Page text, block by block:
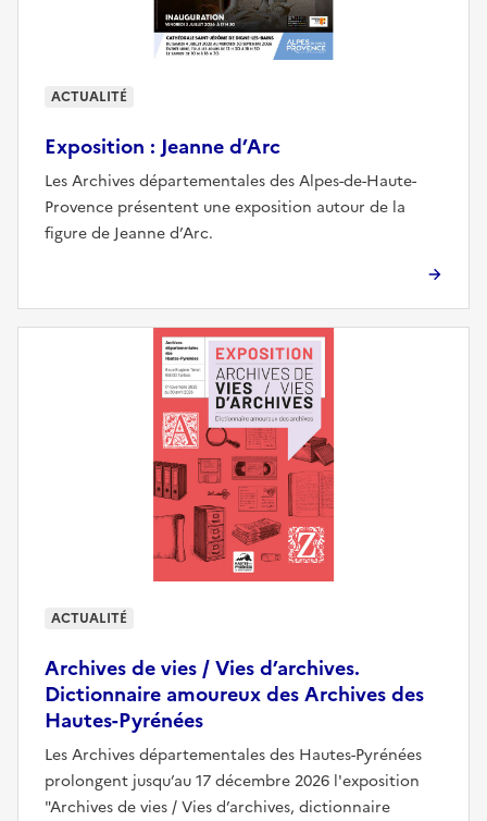
Exposition : Jeanne d’Arc
Les Archives départementales des Alpes-de-Haute-
Provence présentent une exposition autour de la
figure de Jeanne d’Arc.
ACTUALITÉ
Archives de vies / Vies d’archives.
Dictionnaire amoureux des Archives des
Hautes-Pyrénées
Les Archives départementales des Hautes-Pyrénées
prolongent jusqu’au 17 décembre 2026 l'exposition
"Archives de vies / Vies d’archives, dictionnaire
ACTUALITÉ